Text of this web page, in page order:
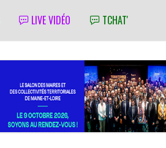
LIVE VIDÉO TCHAT'